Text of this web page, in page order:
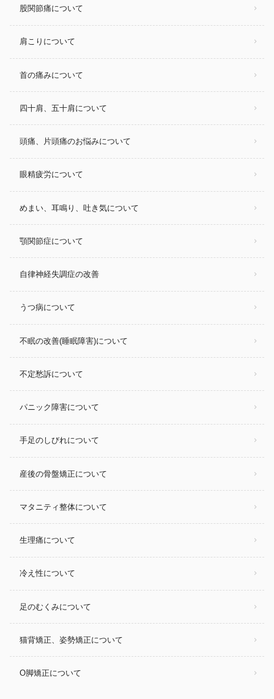
股関節痛について
肩こりについて
首の痛みについて
四十肩、五十肩について
頭痛、片頭痛のお悩みについて
眼精疲労について
めまい、耳鳴り、吐き気について
顎関節症について
自律神経失調症の改善
うつ病について
不眠の改善(睡眠障害)について
不定愁訴について
パニック障害について
手足のしびれについて
産後の骨盤矯正について
マタニティ整体について
生理痛について
冷え性について
足のむくみについて
猫背矯正、姿勢矯正について
O脚矯正について